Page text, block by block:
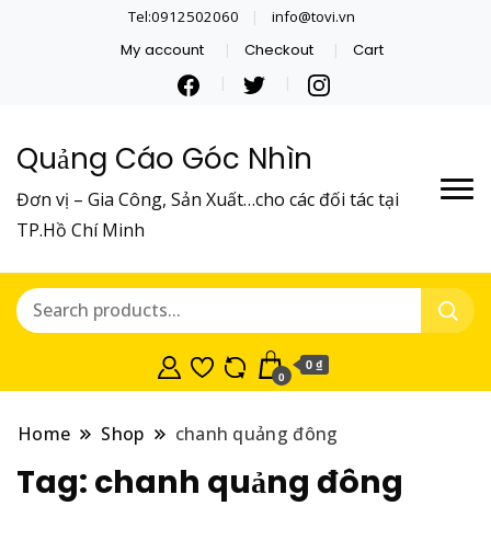
Tel:0912502060 info@tovi.vn
My account Checkout Cart
Quảng Cáo Góc Nhìn
Đơn vị – Gia Công, Sản Xuất…cho các đối tác tại
TP.Hồ Chí Minh
0
0 ₫
Home Shop chanh quảng đông
Tag: chanh quảng đông